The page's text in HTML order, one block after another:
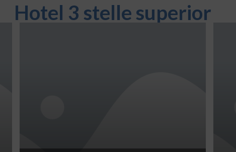
Hotel 3 stelle superior